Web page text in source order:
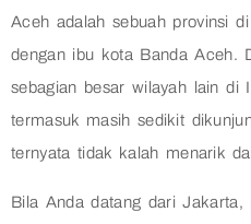
Aceh adalah sebuah provinsi
dengan ibu kota Banda Aceh.
sebagian besar wilayah lain di
termasuk masih sedikit
ternyata tidak kalah menarik
Bila Anda datang dari Jakarta,